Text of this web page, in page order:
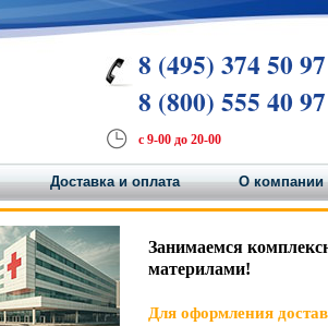
8 (495) 374 50 97
8 (800) 555 40 97
с 9-00 до 20-00
Доставка и оплата О компании
Занимаемся
материлами!
Для оформления